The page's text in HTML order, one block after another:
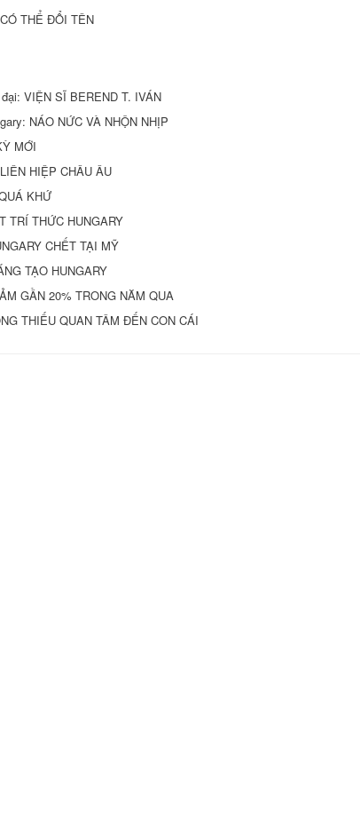
THỂ ĐỔI TÊN
VIỆN SĨ BEREND T. IVÁN
NÁO NỨC VÀ NHỘN NHỊP
MỚI
HIỆP CHÂU ÂU
KHỨ
TRÍ THỨC HUNGARY
CHẾT TẠI MỸ
TẠO HUNGARY
GẦN 20% TRONG NĂM QUA
THIẾU QUAN TÂM ĐẾN CON CÁI